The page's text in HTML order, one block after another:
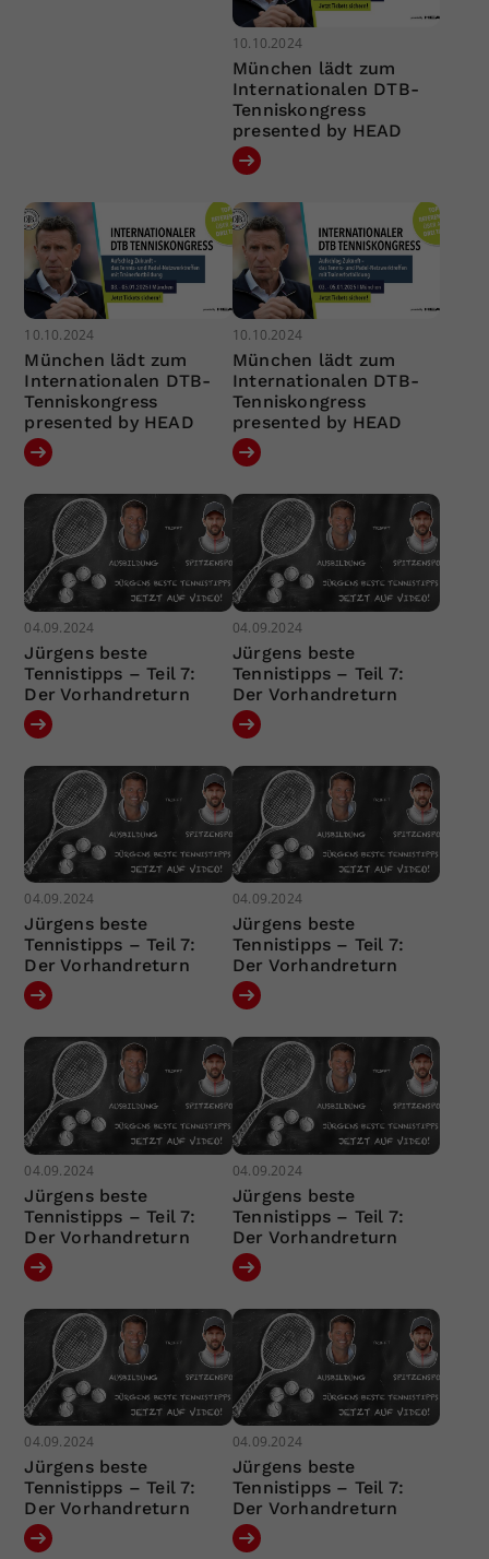
10.10.2024
München lädt zum
Internationalen DTB-
Tenniskongress
presented by HEAD
10.10.2024
München lädt zum
Internationalen DTB-
Tenniskongress
presented by HEAD
10.10.2024
München lädt zum
Internationalen DTB-
Tenniskongress
presented by HEAD
04.09.2024
Jürgens beste
Tennistipps – Teil 7:
Der Vorhandreturn
04.09.2024
Jürgens beste
Tennistipps – Teil 7:
Der Vorhandreturn
04.09.2024
Jürgens beste
Tennistipps – Teil 7:
Der Vorhandreturn
04.09.2024
Jürgens beste
Tennistipps – Teil 7:
Der Vorhandreturn
04.09.2024
Jürgens beste
Tennistipps – Teil 7:
Der Vorhandreturn
04.09.2024
Jürgens beste
Tennistipps – Teil 7:
Der Vorhandreturn
04.09.2024
Jürgens beste
Tennistipps – Teil 7:
Der Vorhandreturn
04.09.2024
Jürgens beste
Tennistipps – Teil 7:
Der Vorhandreturn